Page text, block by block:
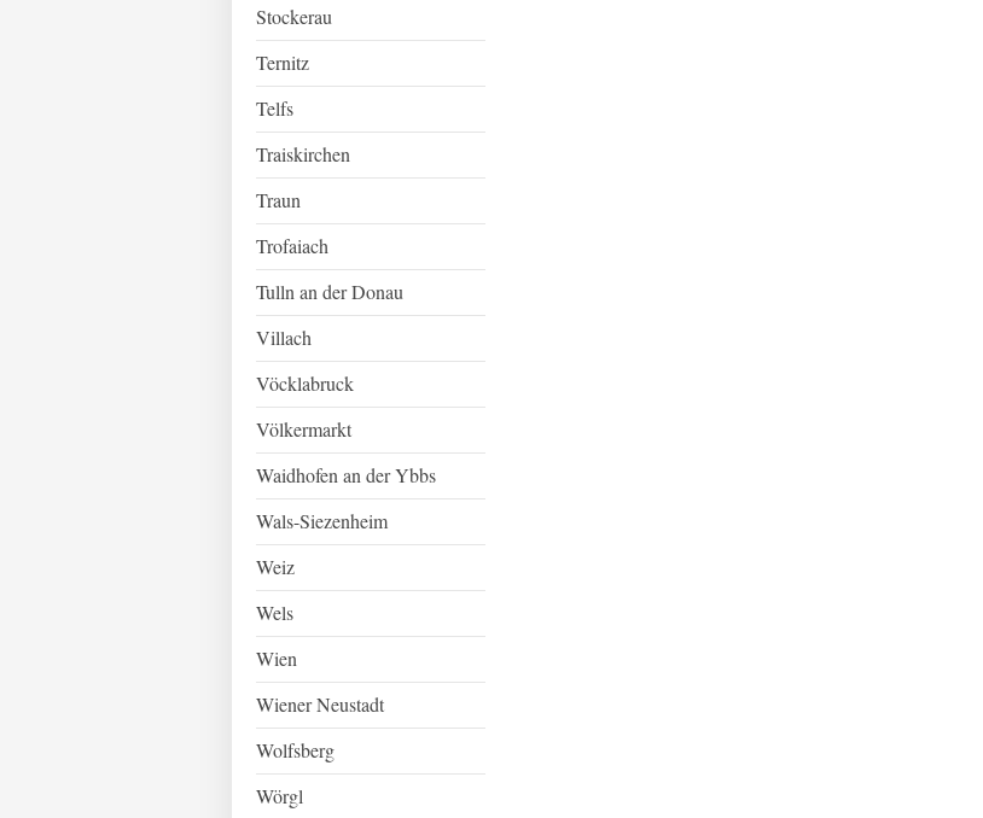
Stockerau
Ternitz
Telfs
Traiskirchen
Traun
Trofaiach
Tulln an der Donau
Villach
Vöcklabruck
Völkermarkt
Waidhofen an der Ybbs
Wals-Siezenheim
Weiz
Wels
Wien
Wiener Neustadt
Wolfsberg
Wörgl